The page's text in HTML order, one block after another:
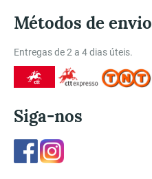
Métodos de envio
Entregas de 2 a 4 dias úteis.
Siga-nos
FacebookInstagram